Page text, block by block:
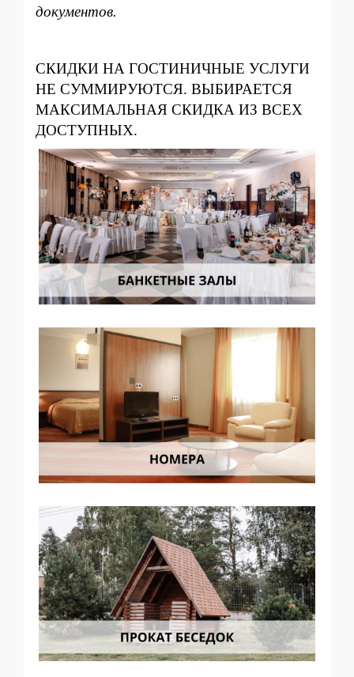
документов.
СКИДКИ НА ГОСТИНИЧНЫЕ УСЛУГИ
НЕ СУММИРУЮТСЯ. ВЫБИРАЕТСЯ
МАКСИМАЛЬНАЯ СКИДКА ИЗ ВСЕХ
ДОСТУПНЫХ.